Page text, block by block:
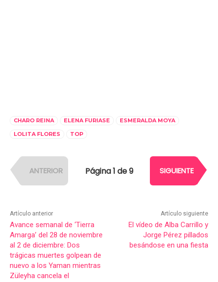
CHARO REINA ELENA FURIASE
ESMERALDA MOYA
LOLITA FLORES
TOP
ANTERIOR Página 1 de 9 SIGUIENTE
Artículo anterior
Avance semanal de ‘Tierra
Amarga’ del 28 de noviembre
al 2 de diciembre: Dos
trágicas muertes golpean de
nuevo a los Yaman mientras
Züleyha cancela el
Artículo siguiente
El vídeo de Alba Carrillo y
Jorge Pérez pillados
besándose en una fiesta